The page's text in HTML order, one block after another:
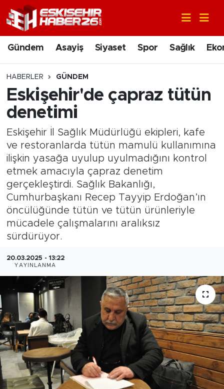
Gündem Asayiş Siyaset Spor Sağlık
HABERLER GÜNDEM
Eskişehir'de çapraz tütün
denetimi
Eskişehir İl Sağlık Müdürlüğü ekipleri, kafe
ve restoranlarda tütün mamulü kullanımına
ilişkin yasağa uyulup uyulmadığını kontrol
etmek amacıyla çapraz denetim
gerçekleştirdi. Sağlık Bakanlığı,
Cumhurbaşkanı Recep Tayyip Erdoğan’ın
öncülüğünde tütün ve tütün ürünleriyle
mücadele çalışmalarını aralıksız
sürdürüyor.
20.03.2025 - 13:22
YAYINLANMA
Gündem
Asayiş
Siyaset
Spor
Sağlık
Ekonomi
Eğitim
Sanat
Bölge
Teknoloji
Magazin
Dünya
Sektör
Nöbetçi Eczaneler
Hava Durumu
Trafik Durumu
Süper Lig Puan Durumu ve Fikstür
Tüm Manşetler
Son Dakika Haberleri
Haber Arşivi